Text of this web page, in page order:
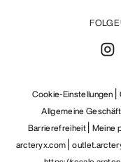
Help
Cookie-Einstellungen
Allgemeine
Barrierefreiheit Meine
arcteryx.com